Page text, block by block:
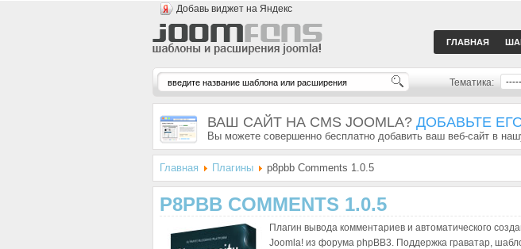
Добавь виджет на Яндекс
ГЛАВНАЯ
Тематика:
ВАШ САЙТ НА CMS JOOMLA? ДОБАВЬТЕ
Вы можете совершенно бесплатно добавить ваш веб-сайт в
Главная Плагины p8pbb Comments 1.0.5
P8PBB COMMENTS 1.0.5
Плагин вывода комментариев и автоматического
Joomla! из форума phpBB3. Поддержка граватар,